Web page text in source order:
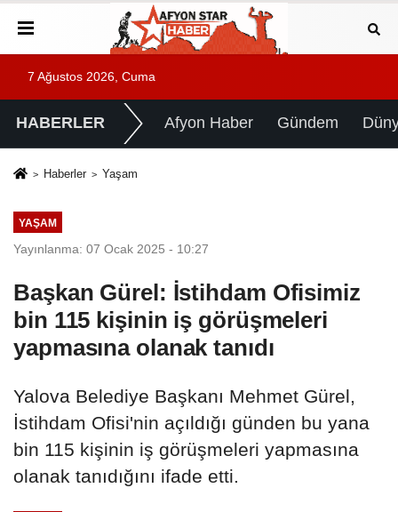
7 Ağustos 2026, Cuma
HABERLER Afyon Haber Gündem
Haberler Yaşam
YAŞAM
Yayınlanma: 07 Ocak 2025 - 10:27
Başkan Gürel: İstihdam Ofisimiz
bin 115 kişinin iş görüşmeleri
yapmasına olanak tanıdı
Yalova Belediye Başkanı Mehmet Gürel,
İstihdam Ofisi'nin açıldığı günden bu yana
bin 115 kişinin iş görüşmeleri yapmasına
olanak tanıdığını ifade etti.